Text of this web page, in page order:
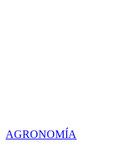
AGRONOMÍA